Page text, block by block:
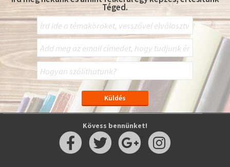
Téged.
Kövess bennünket!